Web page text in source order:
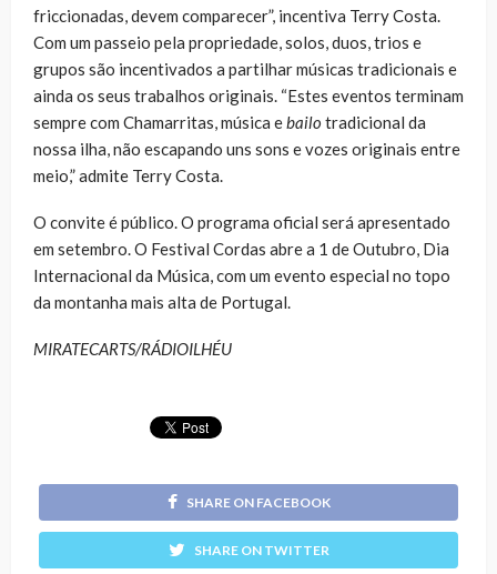
friccionadas, devem comparecer”, incentiva Terry Costa.
Com um passeio pela propriedade, solos, duos, trios e
grupos são incentivados a partilhar músicas tradicionais e
ainda os seus trabalhos originais. “Estes eventos terminam
sempre com Chamarritas, música ebailo tradicional da
nossa ilha, não escapando uns sons e vozes originais entre
meio,” admite Terry Costa.
O convite é público. O programa oficial será apresentado
em setembro. O Festival Cordas abre a 1 de Outubro, Dia
Internacional da Música, com um evento especial no topo
da montanha mais alta de Portugal.
MIRATECARTS/RÁDIOILHÉU
SHARE ON FACEBOOK
SHARE ON TWITTER